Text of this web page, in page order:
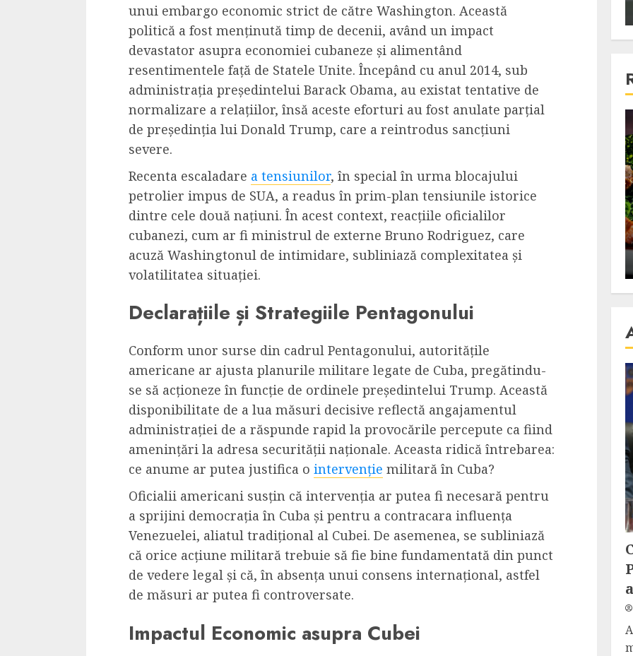
unui embargo economic strict de către Washington. Această
politică a fost menținută timp de decenii, având un impact
devastator asupra economiei cubaneze și alimentând
resentimentele față de Statele Unite. Începând cu anul 2014, sub
administrația președintelui Barack Obama, au existat tentative de
normalizare a relațiilor, însă aceste eforturi au fost anulate parțial
de președinția lui Donald Trump, care a reintrodus sancțiuni
severe.
Recenta escaladare a tensiunilor, în special în urma blocajului
petrolier impus de SUA, a readus în prim-plan tensiunile istorice
dintre cele două națiuni. În acest context, reacțiile oficialilor
cubanezi, cum ar fi ministrul de externe Bruno Rodriguez, care
acuză Washingtonul de intimidare, subliniază complexitatea și
volatilitatea situației.
Declarațiile și Strategiile Pentagonului
Conform unor surse din cadrul Pentagonului, autoritățile
americane ar ajusta planurile militare legate de Cuba, pregătindu-
se să acționeze în funcție de ordinele președintelui Trump. Această
disponibilitate de a lua măsuri decisive reflectă angajamentul
administrației de a răspunde rapid la provocările percepute ca fiind
amenințări la adresa securității naționale. Aceasta ridică întrebarea:
ce anume ar putea justifica o intervenție militară în Cuba?
Oficialii americani susțin că intervenția ar putea fi necesară pentru
a sprijini democrația în Cuba și pentru a contracara influența
Venezuelei, aliatul tradițional al Cubei. De asemenea, se subliniază
că orice acțiune militară trebuie să fie bine fundamentată din punct
de vedere legal și că, în absența unui consens internațional, astfel
de măsuri ar putea fi controversate.
Impactul Economic asupra Cubei
ALEXANDRU S. MAY 17, 2023 ALEXANDRU S. DECEMBER 6, 2023
4 min read
Bucatar de ocazie
Cele mai delicioase retete
cu piept de curcan
ALEXANDRU S. MAY 24, 2023
4 min read
Bucatar de ocazie
3 retete delicioase in care
carnea de rata e vedeta
incontestabila
ALEXANDRU S. NOVEMBER 29, 2023